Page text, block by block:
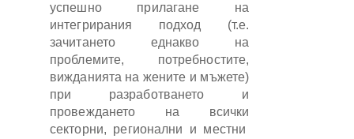
успешно прилагане на
интегрирания подход (т.е.
зачитането еднакво на
проблемите, потребностите,
вижданията на жените и мъжете)
при разработването и
провеждането на всички
секторни, регионални и местни